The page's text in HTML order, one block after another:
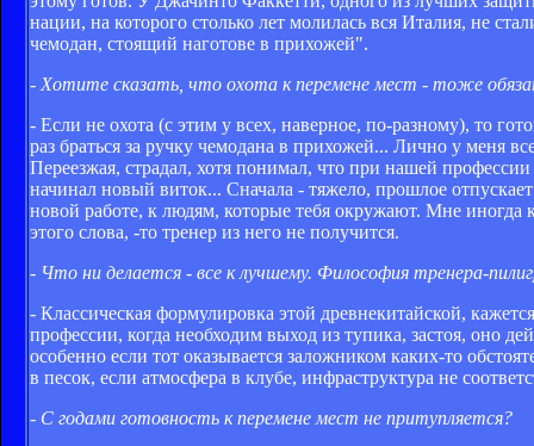
нации, на которого столько лет молилась вся Италия, не
чемодан, стоящий наготове в прихожей".
- Хотите сказать, что охота к перемене мест - тоже
- Если не охота (с этим у всех, наверное, по-разному), то
раз браться за ручку чемодана в прихожей... Лично у меня
Переезжая, страдал, хотя понимал, что при нашей
начинал новый виток... Сначала - тяжело, прошлое
новой работе, к людям, которые тебя окружают. Мне иногда
этого слова, -то тренер из него не получится.
- Что ни делается - все к лучшему. Философия тренера-
- Классическая формулировка этой древнекитайской,
профессии, когда необходим выход из тупика, застоя, оно
особенно если тот оказывается заложником каких-то
в песок, если атмосфера в клубе, инфраструктура не
- С годами готовность к перемене мест не притупляется?